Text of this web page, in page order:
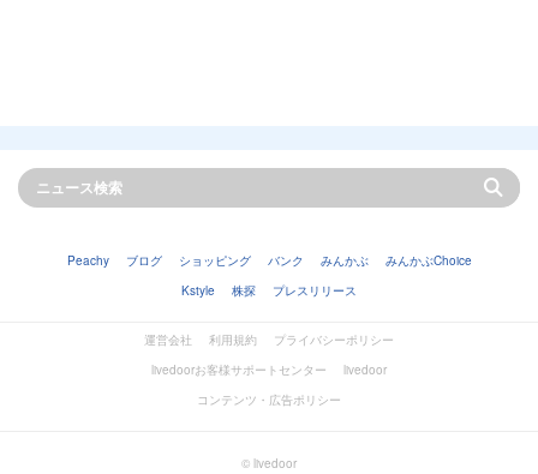
Peachy ブログ ショッピング バンク みんかぶ
みんかぶChoice
Kstyle
株探 プレスリリース
運営会社 利用規約
プライバシーポリシー
livedoorお客様サポートセンター
livedoor
コンテンツ・広告ポリシー
© livedoor